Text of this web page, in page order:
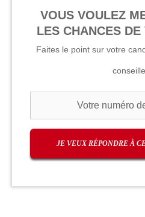
VOUS VOULEZ
LES CHANCES
Faites le point sur votre